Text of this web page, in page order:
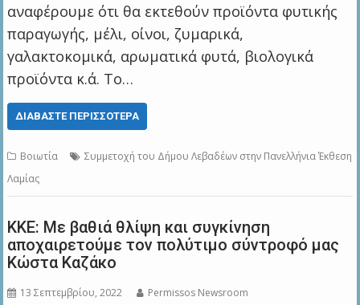
αναφέρουμε ότι θα εκτεθούν προϊόντα φυτικής
παραγωγής, μέλι, οίνοι, ζυμαρικά,
γαλακτοκομικά, αρωματικά φυτά, βιολογικά
προϊόντα κ.ά. Το…
ΔΙΑΒΆΣΤΕ ΠΕΡΙΣΣΌΤΕΡΑ
Βοιωτία
Συμμετοχή του Δήμου Λεβαδέων στην Πανελλήνια Έκθεση
Λαμίας
ΚΚΕ: Με βαθιά θλίψη και συγκίνηση
αποχαιρετούμε τον πολύτιμο σύντροφό μας
Κώστα Καζάκο
13 Σεπτεμβρίου, 2022 Permissos Newsroom